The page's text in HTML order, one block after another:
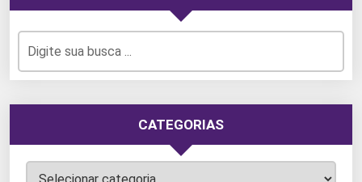
CATEGORIAS
Categorias